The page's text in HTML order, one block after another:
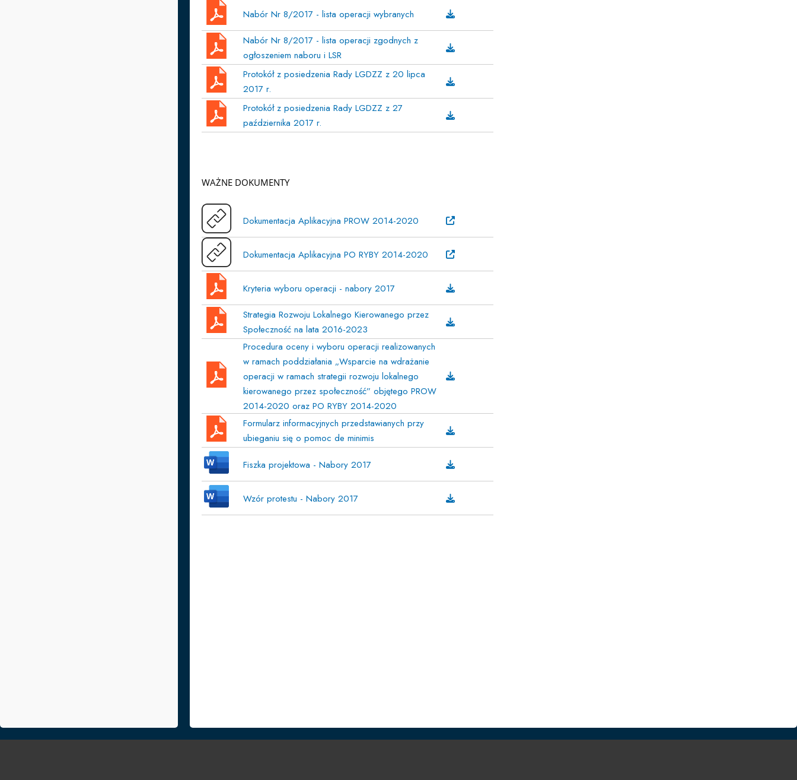
Nabór Nr 8/2017 - lista operacji wybranych
Nabór Nr 8/2017 - lista operacji zgodnych z
ogłoszeniem naboru i LSR
Protokół z posiedzenia Rady LGDZZ z 20 lipca
2017 r.
Protokół z posiedzenia Rady LGDZZ z 27
października 2017 r.
WAŻNE DOKUMENTY
Dokumentacja Aplikacyjna PROW 2014-2020
Dokumentacja Aplikacyjna PO RYBY 2014-2020
Kryteria wyboru operacji - nabory 2017
Strategia Rozwoju Lokalnego Kierowanego przez
Społeczność na lata 2016-2023
Procedura oceny i wyboru operacji realizowanych
w ramach poddziałania „Wsparcie na wdrażanie
operacji w ramach strategii rozwoju lokalnego
kierowanego przez społeczność” objętego PROW
2014-2020 oraz PO RYBY 2014-2020
Formularz informacyjnych przedstawianych przy
ubieganiu się o pomoc de minimis
Fiszka projektowa - Nabory 2017
Wzór protestu - Nabory 2017